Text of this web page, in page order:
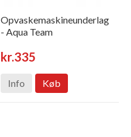
Opvaskemaskineunderlag
- Aqua Team
kr.335
Info Køb